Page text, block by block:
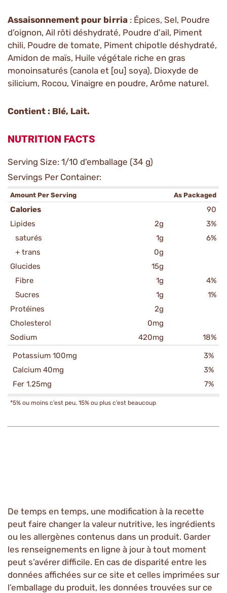
Assaisonnement pour birria : Épices, Sel, Poudre
d'oignon, Ail rôti déshydraté, Poudre d'ail, Piment
chili, Poudre de tomate, Piment chipotle déshydraté,
Amidon de maïs, Huile végétale riche en gras
monoinsaturés (canola et [ou] soya), Dioxyde de
silicium, Rocou, Vinaigre en poudre, Arôme naturel.
Contient : Blé, Lait.
NUTRITION FACTS
Serving Size: 1/10 d'emballage (34 g)
Servings Per Container:
Amount Per Serving As Packaged
Calories
90
Lipides
2g
3%
saturés
1g
6%
+ trans
0g
Glucides
15g
Fibre
1g
4%
Sucres
1g
1%
Protéines
2g
Cholesterol
0mg
Sodium
420mg
18%
Potassium 100mg
3%
Calcium 40mg
3%
Fer 1.25mg
7%
*5% ou moins c’est peu, 15% ou plus c’est beaucoup
De temps en temps, une modification à la recette
peut faire changer la valeur nutritive, les ingrédients
ou les allergènes contenus dans un produit. Garder
les renseignements en ligne à jour à tout moment
peut s’avérer difficile. En cas de disparité entre les
données affichées sur ce site et celles imprimées sur
l’emballage du produit, les données trouvées sur ce